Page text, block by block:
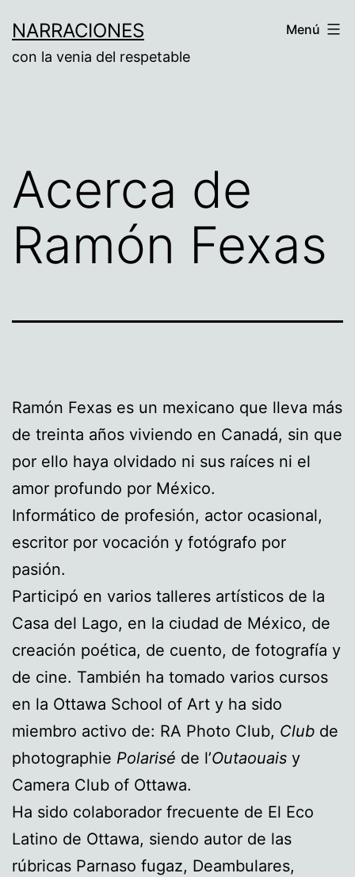
contenido
NARRACIONES
con la venia del respetable
Menú
Acerca de
Ramón Fexas
Ramón Fexas es un mexicano que lleva más
de treinta años viviendo en Canadá, sin que
por ello haya olvidado ni sus raíces ni el
amor profundo por México.
Informático de profesión, actor ocasional,
escritor por vocación y fotógrafo por
pasión.
Participó en varios talleres artísticos de la
Casa del Lago, en la ciudad de México, de
creación poética, de cuento, de fotografía y
de cine. También ha tomado varios cursos
en la Ottawa School of Art y ha sido
miembro activo de: RA Photo Club, Club de
photographie Polarisé de l’Outaouais y
Camera Club of Ottawa.
Ha sido colaborador frecuente de El Eco
Latino de Ottawa, siendo autor de las
rúbricas Parnaso fugaz, Deambulares,